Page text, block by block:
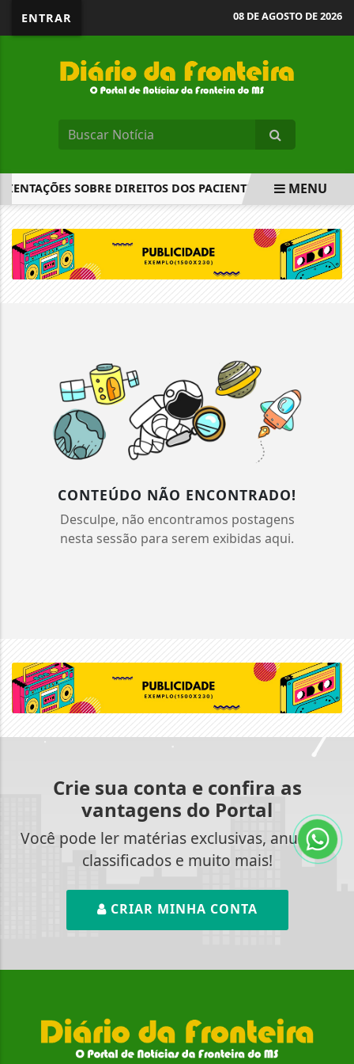
ENTRAR 08 DE AGOSTO DE 2026
SOBRE DIREITOS DOS PACIENTES MEGA-
MENU
CONTEÚDO NÃO ENCONTRADO!
Desculpe, não encontramos postagens
nesta sessão para serem exibidas aqui.
Crie sua conta e confira as
vantagens do Portal
Você pode ler matérias exclusivas, anunciar
classificados e muito mais!
CRIAR MINHA CONTA